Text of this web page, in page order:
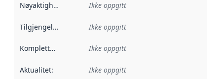
Nøyaktighet Ikke oppgitt
Tilgjengelighet Ikke oppgitt
Kompletthet Ikke oppgitt
Aktualitet: Ikke oppgitt